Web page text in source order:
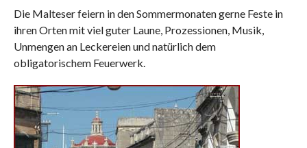
Die Malteser feiern in den Sommermonaten gerne Feste in
ihren Orten mit viel guter Laune, Prozessionen, Musik,
Unmengen an Leckereien und natürlich dem
obligatorischem Feuerwerk.